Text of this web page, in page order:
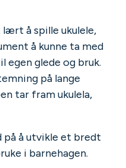
lært å spille ukulele,
å kunne ta med
egen glede og bruk.
på lange
tar fram ukulela,
på å utvikle et bredt
i barnehagen.